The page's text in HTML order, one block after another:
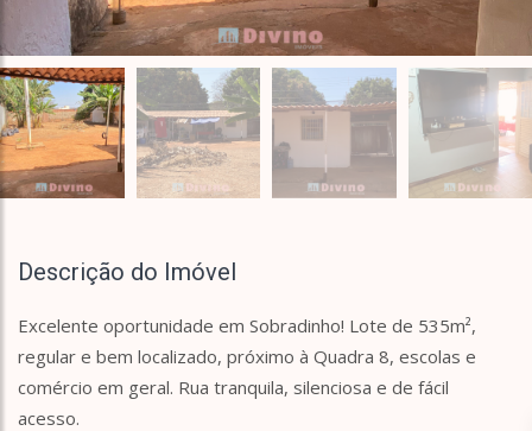
Descrição do Imóvel
Excelente oportunidade em Sobradinho! Lote de 535m²,
regular e bem localizado, próximo à Quadra 8, escolas e
comércio em geral. Rua tranquila, silenciosa e de fácil
acesso.